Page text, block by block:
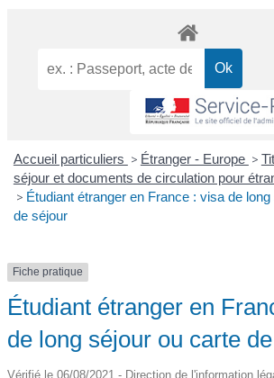
Accueil particuliers > Étranger - Europe >
séjour et documents de circulation pour
> Étudiant étranger en France : visa de
de séjour
Fiche pratique
Étudiant étranger en
de long séjour ou carte
Vérifié le 06/08/2021 - Direction de l'information